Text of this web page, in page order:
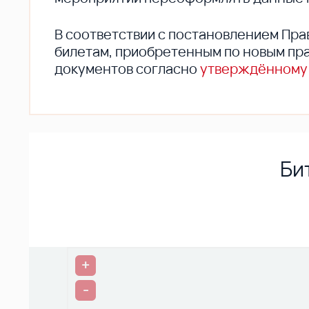
В соответствии с постановлением
билетам, приобретенным по новым
документов согласно
+
-